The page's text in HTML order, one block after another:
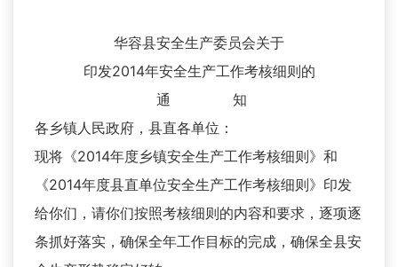
华容县安全生产委员会关于
印发2014年安全生产工作考核细则的
通 知
各乡镇人民政府，县直各单位：
现将《2014年度乡镇安全生产工作考核细则》和
《2014年度县直单位安全生产工作考核细则》印发
给你们，请你们按照考核细则的内容和要求，逐项逐
条抓好落实，确保全年工作目标的完成，确保全县安